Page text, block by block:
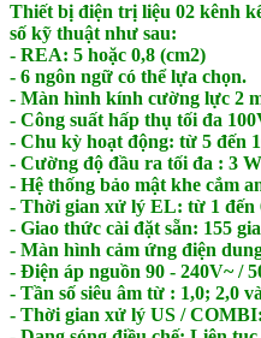
Thiết bị điện trị liệu 02 kênh
số kỹ thuật như sau:
- REA: 5 hoặc 0,8 (cm2)
- 6 ngôn ngữ có thể lựa chọn.
- Màn hình kính cường lực 2
- Công suất hấp thụ tối đa
- Chu kỳ hoạt động: từ 5 đến
- Cường độ đầu ra tối đa : 3
- Hệ thống bảo mật khe cắm
- Thời gian xử lý EL: từ 1 đến
- Giao thức cài đặt sẵn: 155
- Màn hình cảm ứng điện
- Điện áp nguồn 90 - 240V~ /
- Tần số siêu âm từ : 1,0; 2,0
- Thời gian xử lý US /